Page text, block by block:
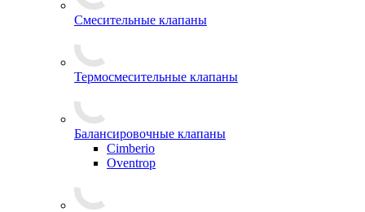
Cмесительные клапаны
Термосмесительные клапаны
Балансировочные клапаны
Cimberio
Oventrop